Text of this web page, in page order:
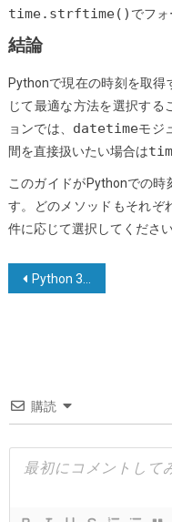
time.strftime() でフォ
結論
Pythonで現在の時刻を取
じて最適な方法を選択する
ョンでは、 datetimeモジ
間を直接扱いたい場合は
このガイドがPythonでの時
す。どのメソッドもそれぞ
件に応じて選択してください
投
ー
シ
ョ
Python 3で大文字のアルファベットと数字を含むランダムな文字列の生成
購読